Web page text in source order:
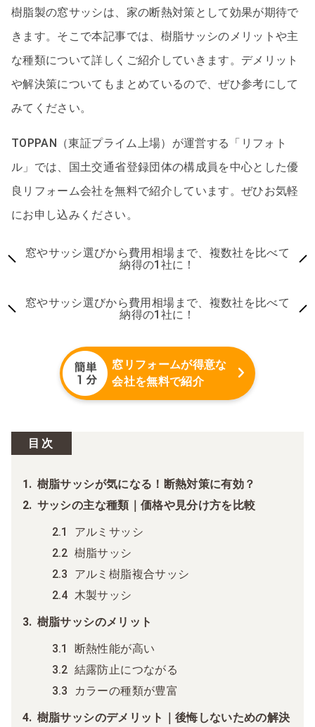
樹脂製の窓サッシは、家の断熱対策として効果が期待で
きます。そこで本記事では、樹脂サッシのメリットや主
な種類について詳しくご紹介していきます。デメリット
や解決策についてもまとめているので、ぜひ参考にして
みてください。
TOPPAN（東証プライム上場）が運営する「リフォト
ル」では、国土交通省登録団体の構成員を中心とした優
良リフォーム会社を無料で紹介しています。ぜひお気軽
にお申し込みください。
窓やサッシ選びから費用相場まで、複数社を比べて
納得の1社に！
窓やサッシ選びから費用相場まで、複数社を比べて
納得の1社に！
窓リフォームが得意な
会社を無料で紹介
目次
樹脂サッシが気になる！断熱対策に有効？
サッシの主な種類｜価格や見分け方を比較
アルミサッシ
樹脂サッシ
アルミ樹脂複合サッシ
木製サッシ
樹脂サッシのメリット
断熱性能が高い
結露防止につながる
カラーの種類が豊富
樹脂サッシのデメリット｜後悔しないための解決